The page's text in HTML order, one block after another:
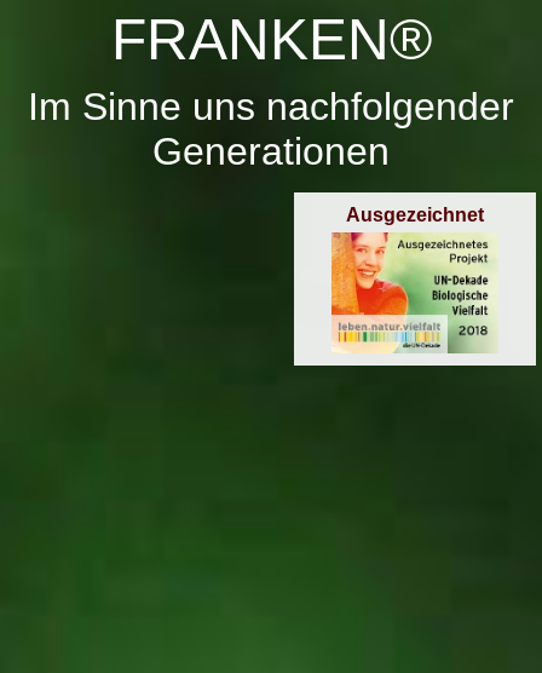
FRANKEN®
Im Sinne uns nachfolgender
Generationen
Ausgezeichnet